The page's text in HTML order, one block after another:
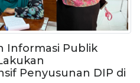
Informasi Publik
Penyusunan DIP di